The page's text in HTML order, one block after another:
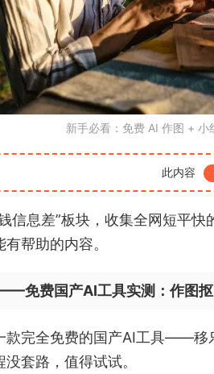
新手必看：免费 AI 作图 +
此内容
信息差”板块，收集全网短平
帮助的内容。
免费国产AI工具实测：作图
款完全免费的国产AI工具——移
套路，值得试试。